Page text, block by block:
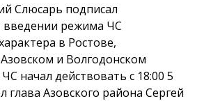
Слюсарь подписал
введении режима ЧС
в Ростове,
и Волгодонском
начал действовать с 18:00 5
глава Азовского района Сергей